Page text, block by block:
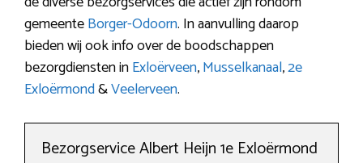
gemeenteBorger-Odoorn. In aanvulling daarop
bieden wij ook info over de boodschappen
bezorgdiensten inExloërveen,Musselkanaal,2e
Exloërmond&Veelerveen.
Bezorgservice Albert Heijn 1e Exloërmond